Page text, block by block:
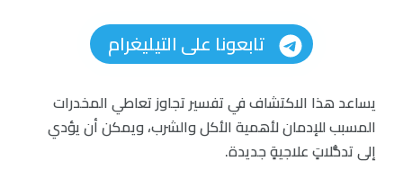
تابعونا على التيليغرام
يساعد هذا الاكتشاف في تفسير تجاوز تعاطي المخدرات
المسبب للإدمان لأهمية الأكل والشرب، ويمكن أن يؤدي
إلى تدخُّلاتٍ علاجيةٍ جديدة.